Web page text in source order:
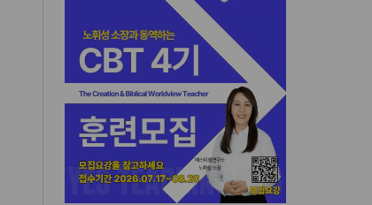
“한국 복음의 시작에는 미국보
다 먼저 일본이 있었습니다”
“기도로 시작한 스틸 美 대사,